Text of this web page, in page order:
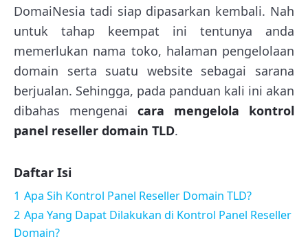
DomaiNesia tadi siap dipasarkan kembali. Nah
untuk tahap keempat ini tentunya anda
memerlukan nama toko, halaman pengelolaan
domain serta suatu website sebagai sarana
berjualan. Sehingga, pada panduan kali ini akan
dibahas mengenai cara mengelola kontrol
panel reseller domain TLD.
Daftar Isi
1 Apa Sih Kontrol Panel Reseller Domain TLD?
2 Apa Yang Dapat Dilakukan di Kontrol Panel Reseller
Domain?